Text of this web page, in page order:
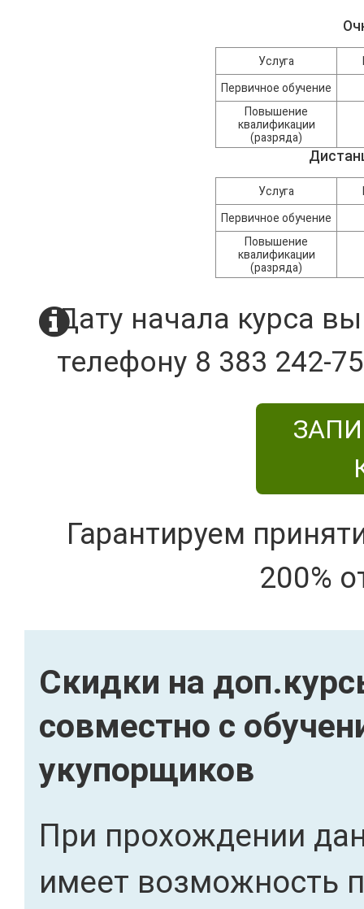
Услуга
Первичное обучение
Повышение
квалификации
(разряда)
Услуга
Первичное обучение
Повышение
квалификации
(разряда)
Дату начала курса
телефону 8 383 242-
Гарантируем
200%
Скидки на
совместно с
укупорщиков
При прохождении
имеет возможность